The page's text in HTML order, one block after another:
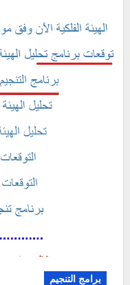
برامج التنجيم